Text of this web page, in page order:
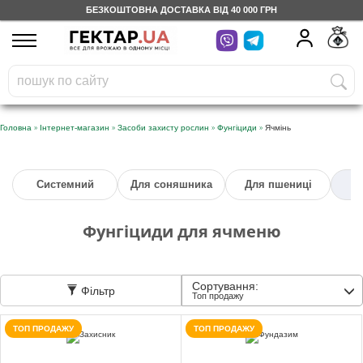
БЕЗКОШТОВНА ДОСТАВКА ВІД 40 000 ГРН
UA
На вашому
бонусному рахунку
грн
Безкоштовно по Україні
Категорії
Доставка
Відгуки
Головна » Інтернет-магазин » Засоби захисту рослин » Фунгіциди » Ячмінь
Системний Для соняшника Для пшениці
Фунгіциди для ячменю
Фільтр Сортування:
Топ продажу
ТОП ПРОДАЖУ ТОП ПРОДАЖУ